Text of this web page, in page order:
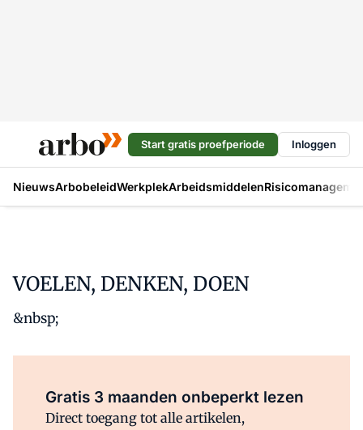
Start gratis proefperiode Inloggen
NieuwsArbobeleidWerkplekArbeidsmiddelen
VOELEN, DENKEN, DOEN
&nbsp;
Gratis 3 maanden onbeperkt lezen
Direct toegang tot alle artikelen,